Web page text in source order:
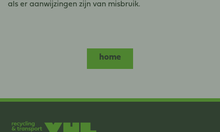
als er aanwijzingen zijn van misbruik.
home